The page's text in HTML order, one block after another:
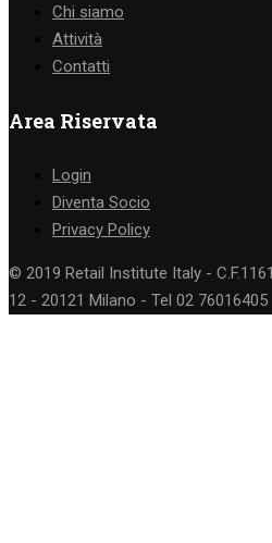
Chi siamo
Attività
Contatti
Area Riservata
Login
Diventa Socio
Privacy Policy
© 2019 Retail Institute Italy -
12 - 20121 Milano - Tel 02 76016405